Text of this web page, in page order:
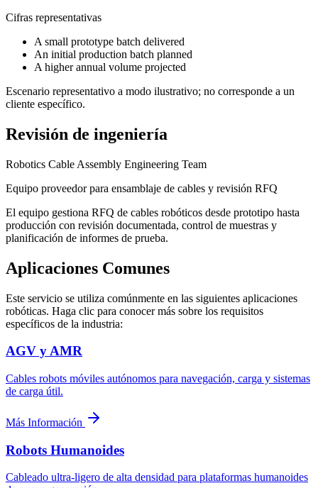
Cifras representativas
A small prototype batch delivered
An initial production batch planned
A higher annual volume projected
Escenario representativo a modo ilustrativo; no corresponde a un
cliente específico.
Revisión de ingeniería
Robotics Cable Assembly Engineering Team
Equipo proveedor para ensamblaje de cables y revisión RFQ
El equipo gestiona RFQ de cables robóticos desde prototipo hasta
producción con revisión documentada, control de muestras y
planificación de informes de prueba.
Aplicaciones Comunes
Este servicio se utiliza comúnmente en las siguientes aplicaciones
robóticas. Haga clic para conocer más sobre los requisitos
específicos de la industria:
AGV y AMR
Cables robots móviles autónomos para navegación, carga y sistemas
de carga útil.
Más Información
Robots Humanoides
Cableado ultra-ligero de alta densidad para plataformas humanoides